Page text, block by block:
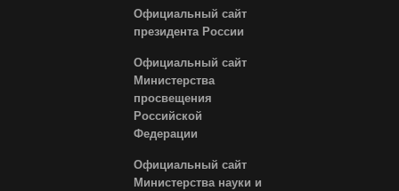
Официальный сайт
президента России
Официальный сайт
Министерства
просвещения
Российской
Федерации
Официальный сайт
Министерства науки и